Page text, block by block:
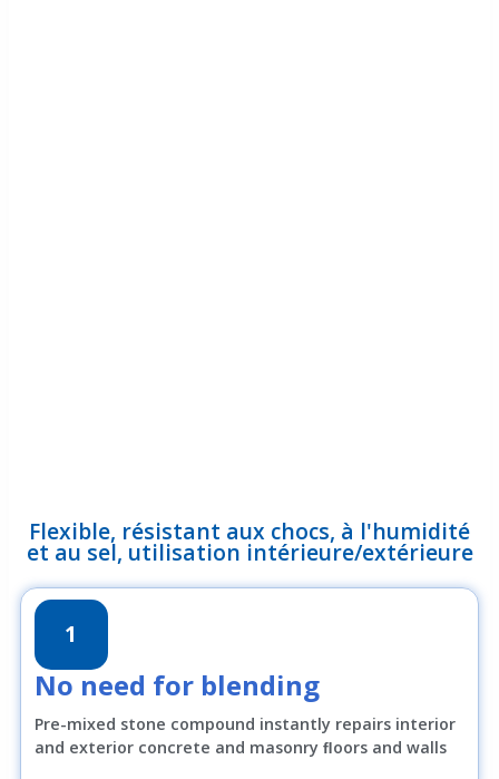
Flexible, résistant aux chocs, à l'humidité
et au sel, utilisation intérieure/extérieure
1
No need for blending
Pre-mixed stone compound instantly repairs interior
and exterior concrete and masonry ﬂoors and walls